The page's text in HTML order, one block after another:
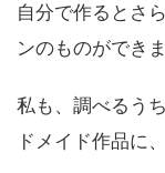
自分で作るとさ
ンのものができ
私も、調べるう
ドメイド作品に